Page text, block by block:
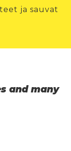
ja sauvat
and many